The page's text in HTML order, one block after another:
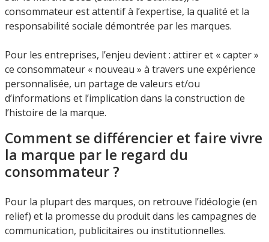
consommateur est attentif à l’expertise, la qualité et la
responsabilité sociale démontrée par les marques.
Pour les entreprises, l’enjeu devient : attirer et « capter »
ce consommateur « nouveau » à travers une expérience
personnalisée, un partage de valeurs et/ou
d’informations et l’implication dans la construction de
l’histoire de la marque.
Comment se différencier et faire vivre
la marque par le regard du
consommateur ?
Pour la plupart des marques, on retrouve l’idéologie (en
relief) et la promesse du produit dans les campagnes de
communication, publicitaires ou institutionnelles.